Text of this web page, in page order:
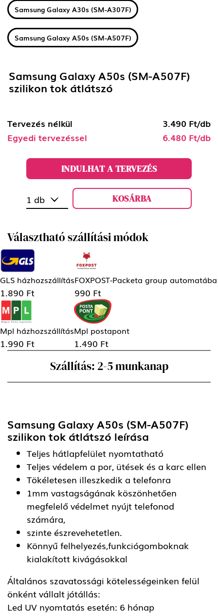
Samsung Galaxy A30s (SM-A307F)
Samsung Galaxy A50s (SM-A507F)
Samsung Galaxy A50s (SM-A507F)
szilikon tok átlátszó
Tervezés nélkül
3.490 Ft/db
Egyedi tervezéssel
6.480 Ft/db
INDULHAT A TERVEZÉS
1 db KOSÁRBA
Választható szállítási módok
GLS házhozszállítás
1.890 Ft
FOXPOST-Packeta group automatába
990 Ft
Mpl házhozszállítás
1.990 Ft
Mpl postapont
1.490 Ft
Szállítás: 2-5 munkanap
Samsung Galaxy A50s (SM-A507F)
szilikon tok átlátszó leírása
Teljes hátlapfelület nyomtatható
Teljes védelem a por, ütések és a karc ellen
Tökéletesen illeszkedik a telefonra
1mm vastagságának köszönhetően
megfelelő védelmet nyújt telefonod
számára,
szinte észrevehetetlen.
Könnyű felhelyezés,funkciógomboknak
kialakított kivágásokkal
Általános szavatossági kötelességeinken felül
önként vállalt jótállás:
Led UV nyomtatás esetén: 6 hónap